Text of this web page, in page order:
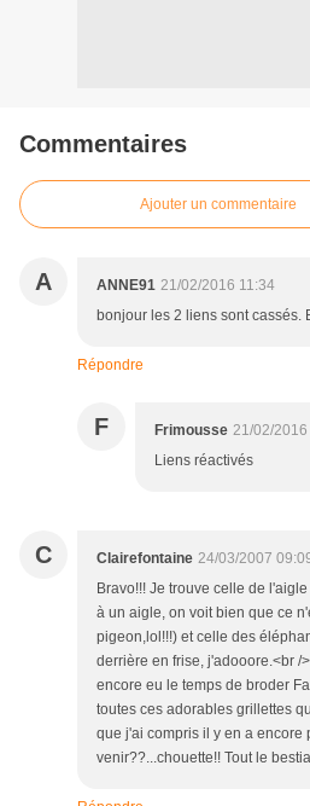
Commentaires
Ajouter un commentaire
A ANNE91 21/02/2016 11:34
bonjour les 2 liens sont cassés.
Répondre
F Frimousse 21/02/2016
Liens réactivés
C Clairefontaine 24/03/2007
Bravo!!! Je trouve celle de
à un aigle, on voit bien que ce
pigeon,lol!!!) et celle des
derrière en frise, j'adooore.<br /
encore eu le temps de broder
toutes ces adorables grillettes
que j'ai compris il y en a encore
venir??...chouette!! Tout le